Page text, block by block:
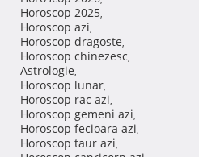
Horoscop 2025,
Horoscop azi,
Horoscop dragoste,
Horoscop chinezesc,
Astrologie,
Horoscop lunar,
Horoscop rac azi,
Horoscop gemeni azi,
Horoscop fecioara azi,
Horoscop taur azi,